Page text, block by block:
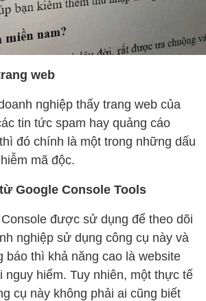
web
nghiệp thấy trang web của
tin tức spam hay quảng cáo
đó chính là một trong những dấu
mã độc.
Google Console Tools
được sử dụng để theo dõi
nghiệp sử dụng công cụ này và
báo thì khả năng cao là website
nguy hiểm. Tuy nhiên, một thực tế
cụ này không phải ai cũng biết